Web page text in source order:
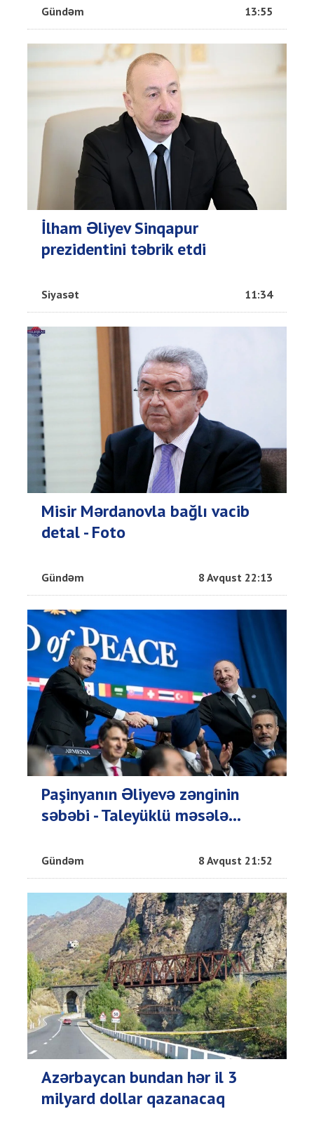
Gündəm 13:55
İlham Əliyev Sinqapur
prezidentini təbrik etdi
Siyasət 11:34
Misir Mərdanovla bağlı vacib
detal - Foto
Gündəm 8 Avqust 22:13
Paşinyanın Əliyevə zənginin
səbəbi - Taleyüklü məsələ...
Gündəm 8 Avqust 21:52
Azərbaycan bundan hər il 3
milyard dollar qazanacaq